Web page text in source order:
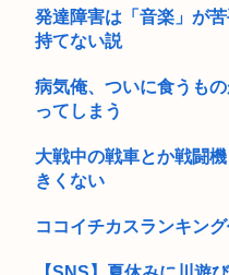
発達障害は「音楽」が
持てない説
病気俺、ついに食うも
ってしまう
大戦中の戦車とか戦闘
きくない
ココイチカスランキン